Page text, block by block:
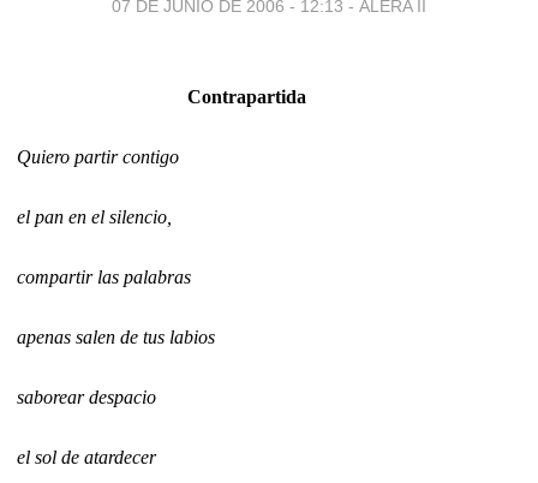
07 DE JUNIO DE 2006 - 12:13 - ALERA II
Contrapartida
Quiero partir contigo
el pan en el silencio,
compartir las palabras
apenas salen de tus labios
saborear despacio
el sol de atardecer